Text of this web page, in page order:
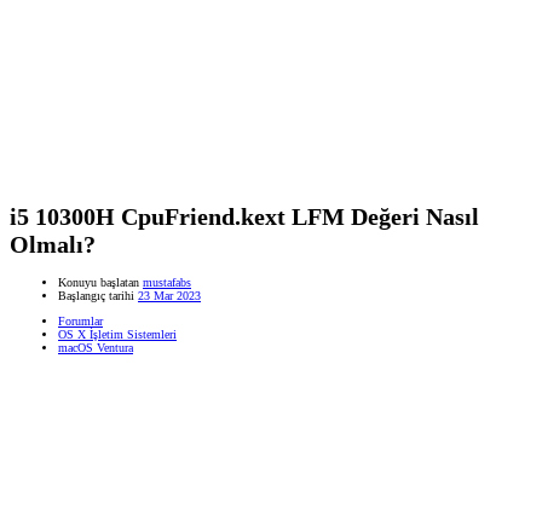
i5 10300H CpuFriend.kext LFM Değeri Nasıl
Olmalı?
Konuyu başlatan mustafabs
Başlangıç tarihi 23 Mar 2023
Forumlar
OS X İşletim Sistemleri
macOS Ventura